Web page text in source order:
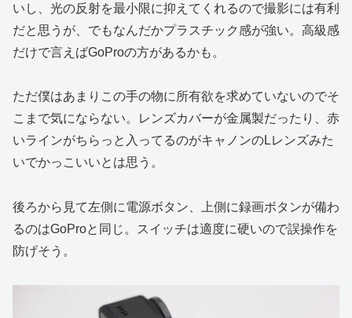
いし、光の反射を最小限に抑えてくれるので撮影には有利
だと思うが、でもなんだかプラスチック感が強い。高級感
だけで言えばGoProの方があるかも。
ただ僕はあまりこの手の物に所有欲を求めていないのでそ
こまで気にならない。レンズカバーが金属製だったり、赤
いラインがちらっと入ってるのがキャノンのLレンズみた
いでかっこいいとは思う。
後ろから見て左側に電源ボタン、上側に録画ボタンが備わ
るのはGoProと同じ。スイッチは適度に硬いので誤操作を
防げそう。